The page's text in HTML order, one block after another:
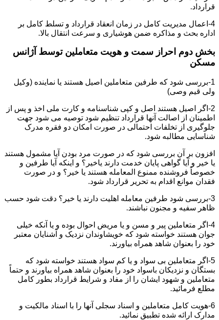
قرارداد.
4-اعمال مدیریت کامل در زمان انعقاد قرارداد و تسلط کامل بر
اداره بحث و مذاکره ضمن هوشیاری و سرعت انتقال بالا.
بخش دوم احراز سمت و هویت متعاملین توسط آژانس
مسکن
1-بررسی شود که طرفین متعاملین اصیل هستند یا نماینده (وکیل
ولی قیم وصی)
2-اگر اصیل هستند اصل و کپی شناسنامه و کارت ملی اخذ و پس از
اطمینان از اصالت آنها قرارداد تنظیم شود توصیه می شود جهت
جلوگیری از تخلفات احتمالی در صورت امکان دو فقره مدرک
شناسایی مطالبه شود.
افزون بر آن بررسی شود که در صورت مرد بودن آیا مشمول هستند
یا خیر و آیا گواهی پایان خدمت دارند یاخیر؟ و اینکه آیا طرفین و
خصوصاً فروشنده ممنوع المعامله هستند یا خیر؟ و در صورت
فقدان موانع اقدام به تحریر قرارداد شود.
3-بررسی شود طرفین معامله اهلیت دارند یا خیر؟ دقت شود حسب
ظاهر سفیه و مجنون نباشند.
4-اگر متعاملین پیر و مسن و یا مریض احوال بوده و یا آنکه خیلی
جوان هستند خواسته شود که خویشاوندان نزدیک و آشنایان معتبر
خود را بعنوان شاهد همراه بیاورند.
5-اگر متعاملین بی سواد و یا کم سواد هستند خواسته شود که
بستگان و نزدیکان باسواد خود را بعنوان شاهد همراه بیاورند و حتماً
متعاملین و شهود ایشان را از مفاد و شرایط قرارداد بطور کامل
مطلع فرمائید.
6-هویت کامل متعاملین و اسناد سجلی آنها را با اسناد مالکیت و
مدارک ارائه شده تطبیق نمائید.